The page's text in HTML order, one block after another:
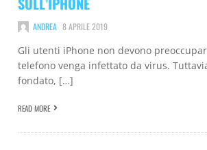
ANDREA 8 APRILE 2019
Gli utenti iPhone non devono
telefono venga infettato da virus.
fondato, […]
READ MORE